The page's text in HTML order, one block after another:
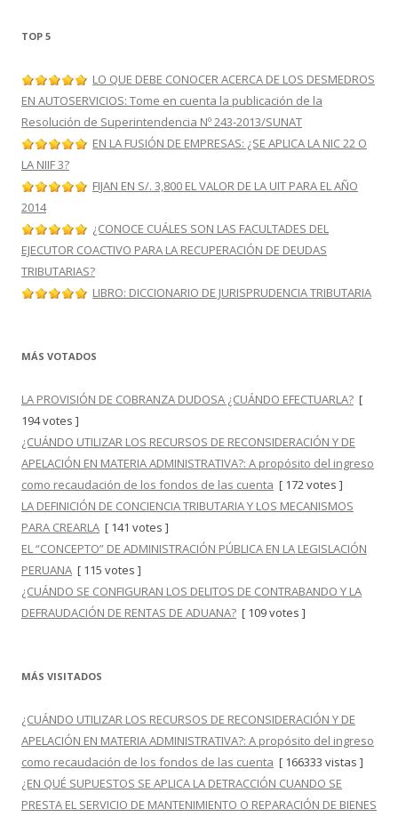
TOP 5
LO QUE DEBE CONOCER ACERCA DE LOS DESMEDROS
EN AUTOSERVICIOS: Tome en cuenta la publicación de la
Resolución de Superintendencia Nº 243-2013/SUNAT
EN LA FUSIÓN DE EMPRESAS: ¿SE APLICA LA NIC 22 O
LA NIIF 3?
FIJAN EN S/. 3,800 EL VALOR DE LA UIT PARA EL AÑO
2014
¿CONOCE CUÁLES SON LAS FACULTADES DEL
EJECUTOR COACTIVO PARA LA RECUPERACIÓN DE DEUDAS
TRIBUTARIAS?
LIBRO: DICCIONARIO DE JURISPRUDENCIA TRIBUTARIA
MÁS VOTADOS
LA PROVISIÓN DE COBRANZA DUDOSA ¿CUÁNDO EFECTUARLA? [
194 votes ]
¿CUÁNDO UTILIZAR LOS RECURSOS DE RECONSIDERACIÓN Y DE
APELACIÓN EN MATERIA ADMINISTRATIVA?: A propósito del ingreso
como recaudación de los fondos de las cuenta [ 172 votes ]
LA DEFINICIÓN DE CONCIENCIA TRIBUTARIA Y LOS MECANISMOS
PARA CREARLA [ 141 votes ]
EL “CONCEPTO” DE ADMINISTRACIÓN PÚBLICA EN LA LEGISLACIÓN
PERUANA [ 115 votes ]
¿CUÁNDO SE CONFIGURAN LOS DELITOS DE CONTRABANDO Y LA
DEFRAUDACIÓN DE RENTAS DE ADUANA? [ 109 votes ]
MÁS VISITADOS
¿CUÁNDO UTILIZAR LOS RECURSOS DE RECONSIDERACIÓN Y DE
APELACIÓN EN MATERIA ADMINISTRATIVA?: A propósito del ingreso
como recaudación de los fondos de las cuenta [ 166333 vistas ]
¿EN QUÉ SUPUESTOS SE APLICA LA DETRACCIÓN CUANDO SE
PRESTA EL SERVICIO DE MANTENIMIENTO O REPARACIÓN DE BIENES